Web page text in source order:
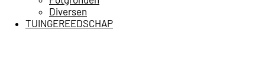
Diversen
TUINGEREEDSCHAP